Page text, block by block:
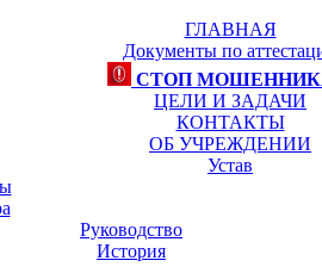
ГЛАВНАЯ
Документы по
СТОП
ЦЕЛИ И ЗАДАЧИ
КОНТАКТЫ
ОБ УЧРЕЖДЕНИИ
Устав
Руководство
История